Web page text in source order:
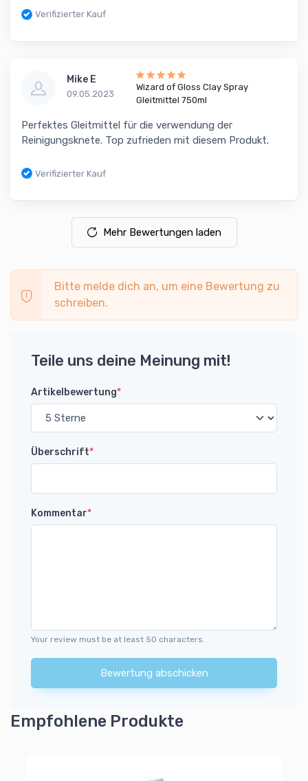
Verifizierter Kauf
Mike E
09.05.2023
Wizard of Gloss Clay Spray
Gleitmittel 750ml
Perfektes Gleitmittel für die verwendung der
Reinigungsknete. Top zufrieden mit diesem Produkt.
Verifizierter Kauf
Mehr Bewertungen laden
Bitte melde dich an, um eine Bewertung zu
schreiben.
Teile uns deine Meinung mit!
Artikelbewertung*
Überschrift*
Kommentar*
Your review must be at least 50 characters.
Bewertung abschicken
Empfohlene Produkte